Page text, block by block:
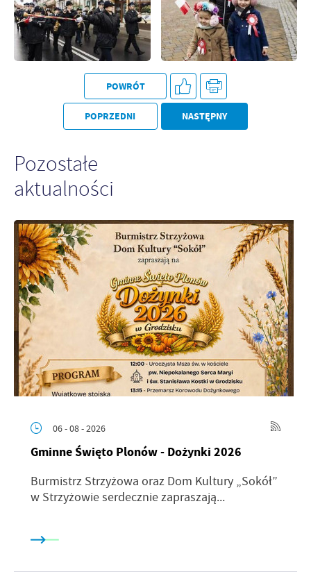
POWRÓT
POPRZEDNI NASTĘPNY
Pozostałe
aktualności
06 - 08 - 2026
Gminne Święto Plonów - Dożynki 2026
Burmistrz Strzyżowa oraz Dom Kultury „Sokół”
w Strzyżowie serdecznie zapraszają...